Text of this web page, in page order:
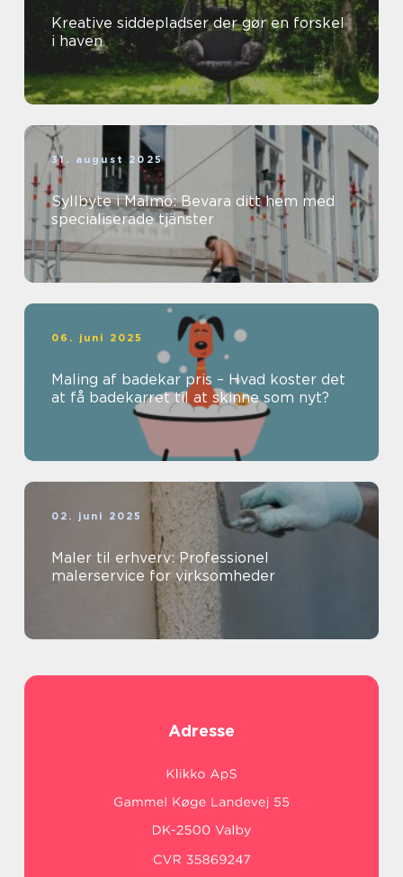
Kreative siddepladser der gør en forskel
i haven
31. august 2025
Syllbyte i Malmö: Bevara ditt hem med
specialiserade tjänster
06. juni 2025
Maling af badekar pris – Hvad koster det
at få badekarret til at skinne som nyt?
02. juni 2025
Maler til erhverv: Professionel
malerservice for virksomheder
Adresse